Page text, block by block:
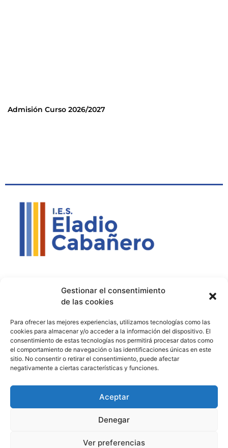
Gestionar el consentimiento
de las cookies
Para ofrecer las mejores experiencias, utilizamos tecnologías como las
cookies para almacenar y/o acceder a la información del dispositivo. El
consentimiento de estas tecnologías nos permitirá procesar datos como
el comportamiento de navegación o las identificaciones únicas en este
sitio. No consentir o retirar el consentimiento, puede afectar
negativamente a ciertas características y funciones.
Aceptar
Denegar
Ver preferencias
Admisión Curso 2026/2027
926 51 00 33
13003129.ies@educastillalamancha.es
C. Ángel Luis Cabañas
Serna, 7, 13700 Tomelloso,
Cdad. Real
Proyecto Bilingüe
Ágora Europa
Melanogaster Catch the Fly
© 2026 IES Eladio Cabañero. Todos los derechos reservados.